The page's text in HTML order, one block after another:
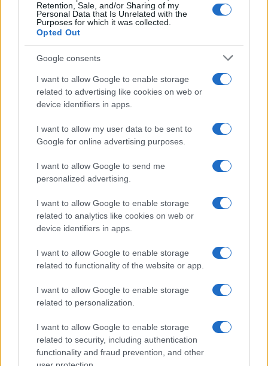
Retention, Sale, and/or Sharing of my
Personal Data that Is Unrelated with the
Purposes for which it was collected.
Opted Out
Google consents
I want to allow Google to enable storage
related to advertising like cookies on web or
device identifiers in apps.
I want to allow my user data to be sent to
Google for online advertising purposes.
I want to allow Google to send me
personalized advertising.
I want to allow Google to enable storage
related to analytics like cookies on web or
device identifiers in apps.
I want to allow Google to enable storage
related to functionality of the website or app.
I want to allow Google to enable storage
related to personalization.
I want to allow Google to enable storage
related to security, including authentication
functionality and fraud prevention, and other
a
ce
b
o
o
k
w
it
te
r
n
te
re
st
h
at
s
p
p
h
a
re
Prossimo articolo
NOTIZIE RECENTI
“Sul filo del discorso”: sold out ad Olbia per il
reading su Atzeni
La Maddalena, festa per i 30 anni del Diving
center di Tegge
Esce di strada con l’auto ad Arzachena: ferito il
conducente
Turiste si perdono a Tavolara: salvate dai vigili
del fuoco
Meteo Olbia 6 agosto, migliora il tempo in
Gallura